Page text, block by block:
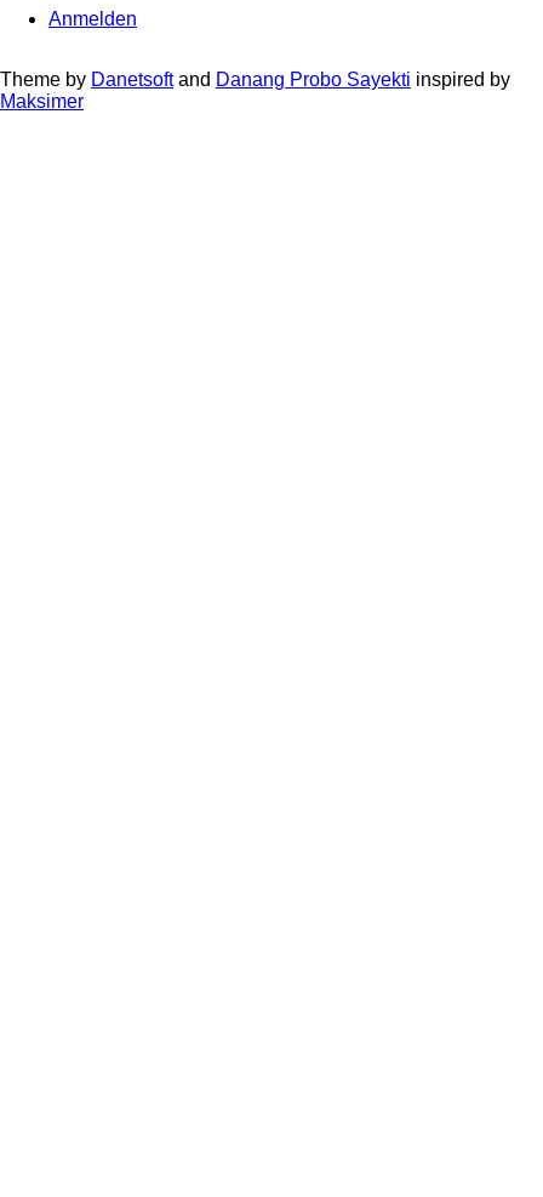
account
menu
Anmelden
Theme by Danetsoftand Danang Probo Sayekti inspired by
Maksimer